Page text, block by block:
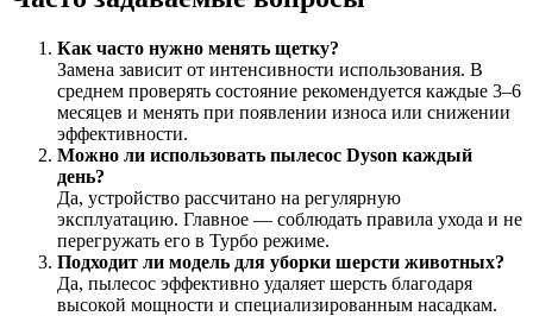
Как часто нужно менять щетку?
Замена зависит от интенсивности использования. В
среднем проверять состояние рекомендуется каждые 3–6
месяцев и менять при появлении износа или снижении
эффективности.
Можно ли использовать пылесос Dyson каждый
день?
Да, устройство рассчитано на регулярную
эксплуатацию. Главное — соблюдать правила ухода и не
перегружать его в Турбо режиме.
Подходит ли модель для уборки шерсти животных?
Да, пылесос эффективно удаляет шерсть благодаря
высокой мощности и специализированным насадкам.